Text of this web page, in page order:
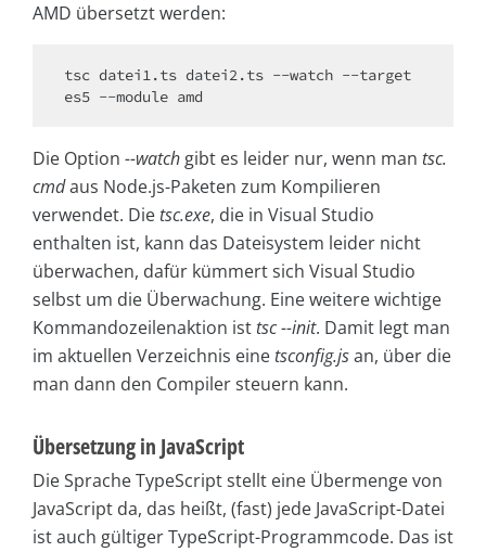
AMD übersetzt werden:
tsc datei1.ts datei2.ts --watch --target
es5 --module amd
Die Option --watchgibt es leider nur, wenn man tsc.
cmdaus Node.js-Paketen zum Kompilieren
verwendet. Dietsc.exe, die in Visual Studio
enthalten ist, kann das Dateisystem leider nicht
überwachen, dafür kümmert sich Visual Studio
selbst um die Überwachung. Eine weitere wichtige
Kommandozeilenaktion isttsc --init. Damit legt man
im aktuellen Verzeichnis einetsconfig.jsan, über die
man dann den Compiler steuern kann.
Übersetzung in JavaScript
Die Sprache TypeScript stellt eine Übermenge von
JavaScript da, das heißt, (fast) jede JavaScript-Datei
ist auch gültiger Type­Script-Programmcode. Das ist